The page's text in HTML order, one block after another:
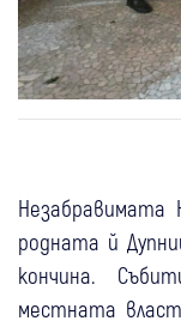
Незабравимата
родната й
кончина.
местната